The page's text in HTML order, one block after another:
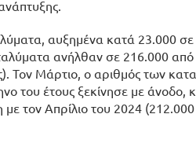
αυξημένα κατά 23.000
ανήλθαν σε 216.000
Τον Μάρτιο, ο αριθμός των
του έτους ξεκίνησε με άνοδο,
τον Απρίλιο του 2024